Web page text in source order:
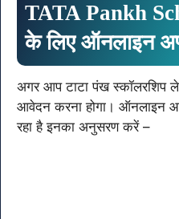
TATA Pankh
के लिए ऑनलाइन
अगर आप टाटा पंख स्कॉलरशिप
आवेदन करना होगा। ऑनलाइन
रहा है इनका अनुसरण करें –